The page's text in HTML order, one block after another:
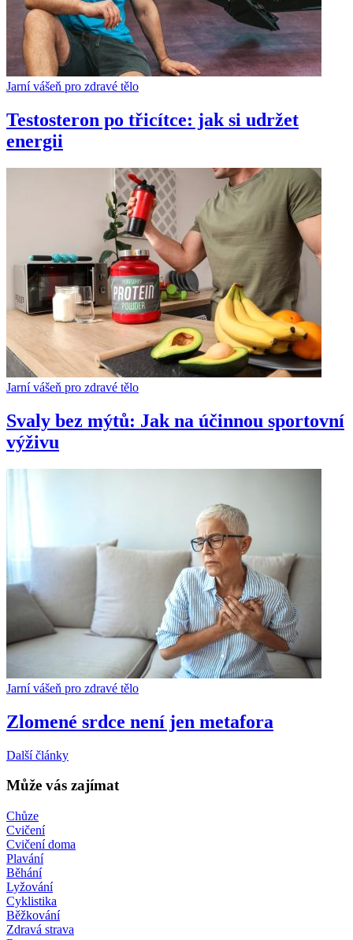
Jarní vášeň pro zdravé tělo
Testosteron po třicítce: jak si udržet
energii
Jarní vášeň pro zdravé tělo
Svaly bez mýtů: Jak na účinnou sportovní
výživu
Jarní vášeň pro zdravé tělo
Zlomené srdce není jen metafora
Další články
Může vás zajímat
Chůze
Cvičení
Cvičení doma
Plavání
Běhání
Lyžování
Cyklistika
Běžkování
Zdravá strava